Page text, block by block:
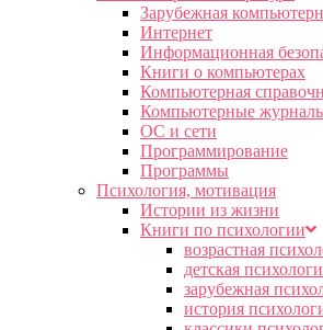
Зарубежная
Интернет
Информационная
Книги о компьютерах
Компьютерная
Компьютерные
ОС и сети
Программирование
Программы
Психология, мотивация
Истории из жизни
Книги по психологии
возрастная
детская
зарубежная
история